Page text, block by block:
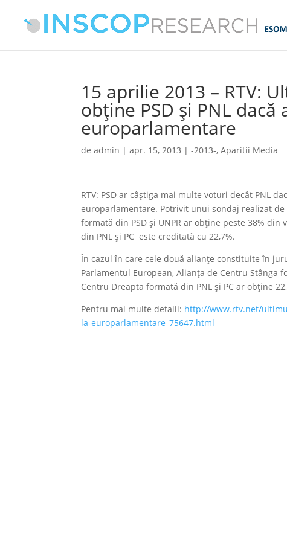
15 aprilie 2013 – RTV:
obţine PSD şi PNL dacă
europarlamentare
deadmin |apr. 15, 2013 |-2013-,Aparitii Media
RTV: PSD ar câştiga mai multe voturi decât PNL
europarlamentare. Potrivit unui sondaj realizat de
formată din PSD şi UNPR ar obţine peste 38%
din PNL şi PC este creditată cu 22,7%.
În cazul în care cele două alianţe constituite în
Parlamentul European, Alianţa de Centru Stânga
Centru Dreapta formată din PNL şi PC ar obţine
Pentru mai multe detalii: http://www.rtv.net/
la-europarlamentare_75647.html